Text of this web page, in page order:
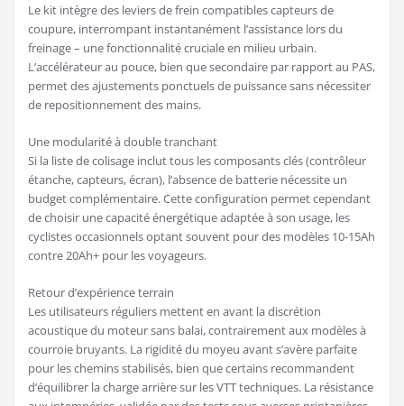
Le kit intègre des leviers de frein compatibles capteurs de
coupure, interrompant instantanément l’assistance lors du
freinage – une fonctionnalité cruciale en milieu urbain.
L’accélérateur au pouce, bien que secondaire par rapport au PAS,
permet des ajustements ponctuels de puissance sans nécessiter
de repositionnement des mains.
Une modularité à double tranchant
Si la liste de colisage inclut tous les composants clés (contrôleur
étanche, capteurs, écran), l’absence de batterie nécessite un
budget complémentaire. Cette configuration permet cependant
de choisir une capacité énergétique adaptée à son usage, les
cyclistes occasionnels optant souvent pour des modèles 10-15Ah
contre 20Ah+ pour les voyageurs.
Retour d’expérience terrain
Les utilisateurs réguliers mettent en avant la discrétion
acoustique du moteur sans balai, contrairement aux modèles à
courroie bruyants. La rigidité du moyeu avant s’avère parfaite
pour les chemins stabilisés, bien que certains recommandent
d’équilibrer la charge arrière sur les VTT techniques. La résistance